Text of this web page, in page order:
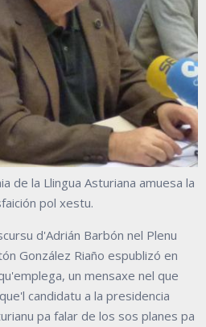
de la Llingua Asturiana amuesa la
pol xestu.
d'Adrián Barbón nel Plenu
González Riaño espublizó en
un mensaxe nel que
candidatu a la presidencia
pa falar de los sos planes pa